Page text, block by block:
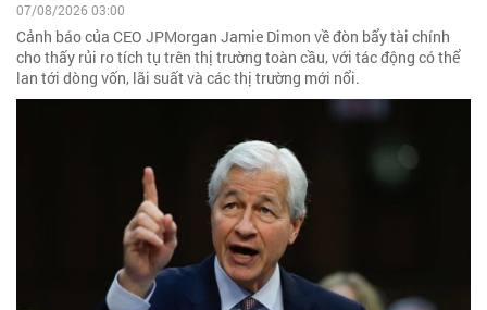
07/08/2026 03:00
Cảnh báo của CEO JPMorgan Jamie Dimon về đòn bẩy tài chính
cho thấy rủi ro tích tụ trên thị trường toàn cầu, với tác động có thể
lan tới dòng vốn, lãi suất và các thị trường mới nổi.